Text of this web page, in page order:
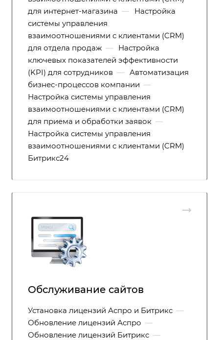
для интернет-магазина —
Настройка
системы управления
взаимоотношениями с клиентами (CRM)
для отдела продаж —
Настройка
ключевых показателей эффективности
(KPI) для сотрудников — Автоматизация
бизнес-процессов компании —
Настройка системы управления
взаимоотношениями с клиентами (CRM)
для приема и обработки заявок —
Настройка системы управления
взаимоотношениями с клиентами (CRM)
Битрикс24
Обслуживание сайтов
Установка лицензий Аспро и Битрикс —
Обновление лицензий Аспро —
Обновление лицензий Битрикс —